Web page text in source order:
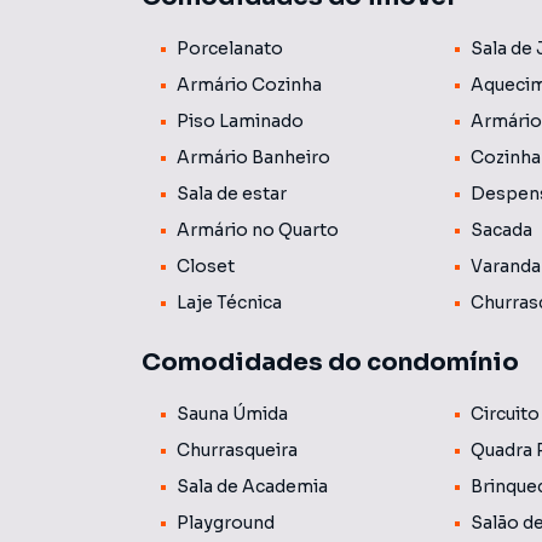
aquecimento a gás.
📍 Localização Privilegiada: Localizado na
Londrina. Situado próximo ao Shopping
infraestrutura completa de serviços, lazer e
✨ Lazer: O condomínio oferece uma área de
brinquedoteca. A segurança é garantida por
câmeras.
💡 Informações Importantes: O valor do
média e geralmente são cobradas
Porcelanato Sala de
Armário Cozinha
Piso Laminado
Armário Banheiro
Cozinha
Sala de estar
Armário no Quarto
Sacada
Closet
Varanda
Laje Técnica
Comodidades do condomínio
Sauna Úmida
Churrasqueira
Quadra
Sala de Academia
Playground
Salão